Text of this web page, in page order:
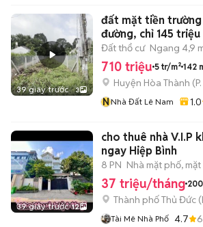
39 giây trước 3
đất mặt tiền
đường, chỉ 145 triệu
Đất thổ cư Ngang 4,9
710 triệu 5 tr/m² 142
Huyện Hòa Thành (
NNhà Đất Lê Nam 1.0
39 giây trước 12
cho thuê nhà V.I.P
ngay Hiệp Bình
8 PN Nhà mặt phố,
37 triệu/tháng
Thành phố Thủ Đức (
Tài Mê Nhà Phố 4.7 6